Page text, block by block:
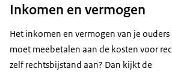
Inkomen en vermogen
Het inkomen en vermogen van je
moet meebetalen aan de kosten voor
zelf rechtsbijstand aan? Dan kijkt de